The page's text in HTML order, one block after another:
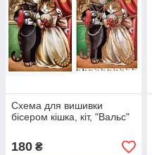
Схема для вишивки
бісером кішка, кіт, "Вальс"
180 ₴